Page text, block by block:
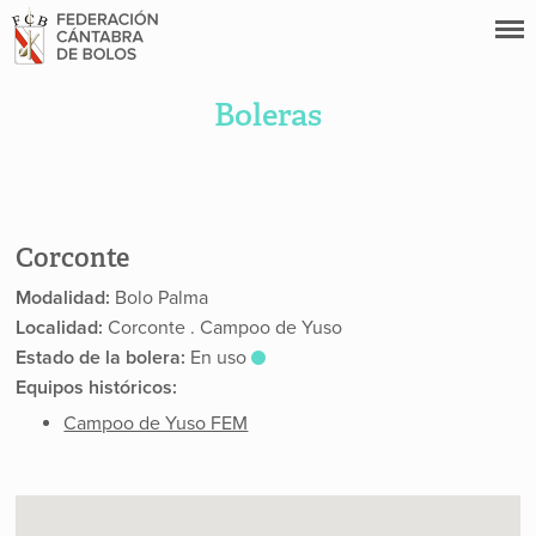
Boleras
Corconte
Modalidad: Bolo Palma
Localidad: Corconte . Campoo de Yuso
Estado de la bolera: En uso
Equipos históricos:
Campoo de Yuso FEM